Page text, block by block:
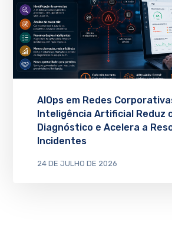
AIOps em Redes
Inteligência Artificial Reduz
Diagnóstico e Acelera a
Incidentes
24 DE JULHO DE 2026